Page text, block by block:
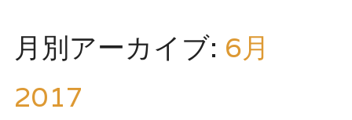
ツ
へ
キ
月別アーカイブ: 6月
2017